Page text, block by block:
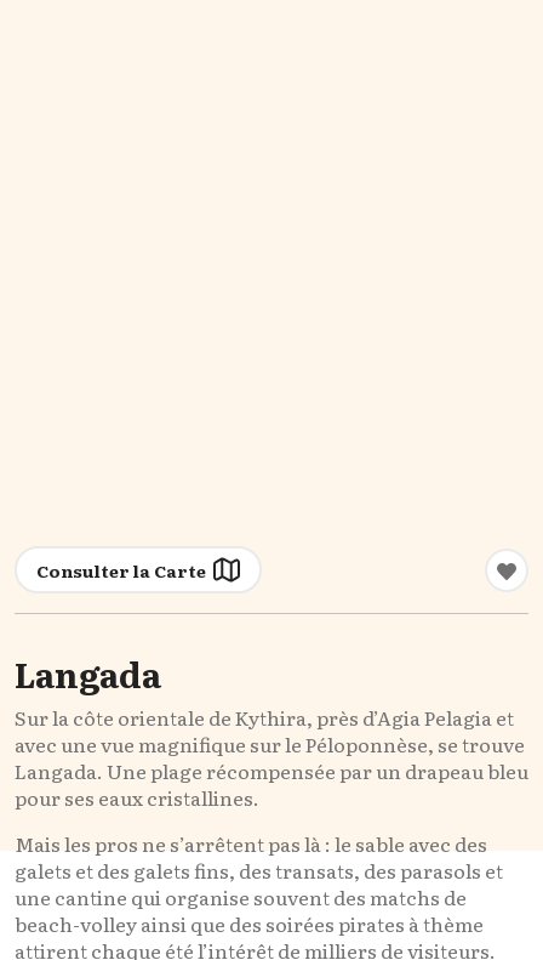
Consulter la Carte
Langada
Sur la côte orientale de Kythira, près d’Agia Pelagia et
avec une vue magnifique sur le Péloponnèse, se trouve
Langada. Une plage récompensée par un drapeau bleu
pour ses eaux cristallines.
Mais les pros ne s’arrêtent pas là : le sable avec des
galets et des galets fins, des transats, des parasols et
une cantine qui organise souvent des matchs de
beach-volley ainsi que des soirées pirates à thème
attirent chaque été l’intérêt de milliers de visiteurs.